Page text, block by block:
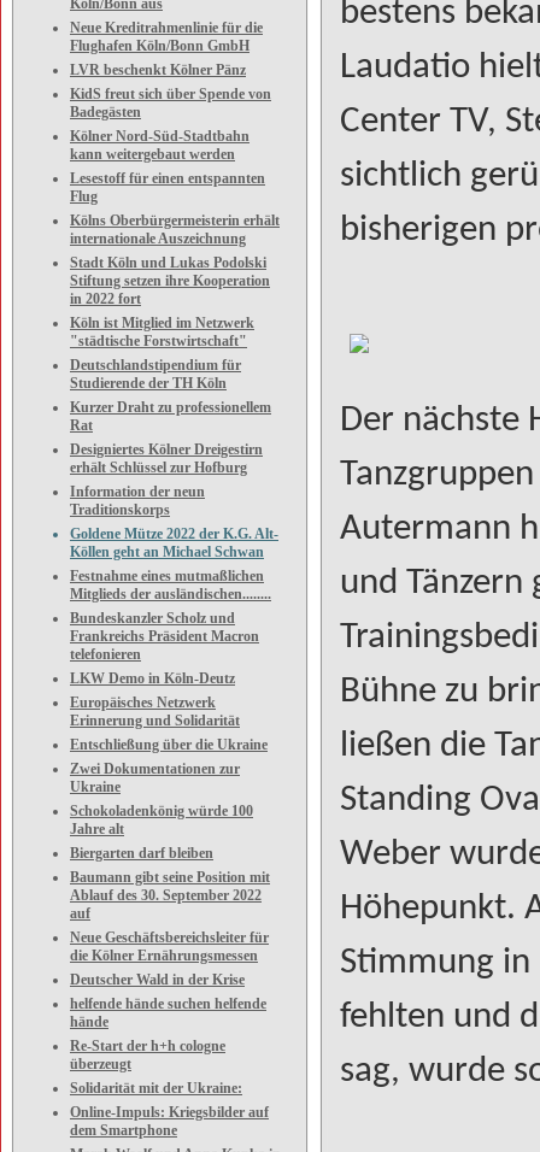
Köln/Bonn aus
Neue Kreditrahmenlinie für die
Flughafen Köln/Bonn GmbH
LVR beschenkt Kölner Pänz
KidS freut sich über Spende von
Badegästen
Kölner Nord-Süd-Stadtbahn
kann weitergebaut werden
Lesestoff für einen entspannten
Flug
Kölns Oberbürgermeisterin erhält
internationale Auszeichnung
Stadt Köln und Lukas Podolski
Stiftung setzen ihre Kooperation
in 2022 fort
Köln ist Mitglied im Netzwerk
"städtische Forstwirtschaft"
Deutschlandstipendium für
Studierende der TH Köln
Kurzer Draht zu professionellem
Rat
Designiertes Kölner Dreigestirn
erhält Schlüssel zur Hofburg
Information der neun
Traditionskorps
Goldene Mütze 2022 der K.G. Alt-
Köllen geht an Michael Schwan
Festnahme eines mutmaßlichen
Mitglieds der ausländischen........
Bundeskanzler Scholz und
Frankreichs Präsident Macron
telefonieren
LKW Demo in Köln-Deutz
Europäisches Netzwerk
Erinnerung und Solidarität
Entschließung über die Ukraine
Zwei Dokumentationen zur
Ukraine
Schokoladenkönig würde 100
Jahre alt
Biergarten darf bleiben
Baumann gibt seine Position mit
Ablauf des 30. September 2022
auf
Neue Geschäftsbereichsleiter für
die Kölner Ernährungsmessen
Deutscher Wald in der Krise
helfende hände suchen helfende
hände
Re-Start der h+h cologne
überzeugt
Solidarität mit der Ukraine:
Online-Impuls: Kriegsbilder auf
dem Smartphone
bestens
Laudatio
Center TV,
sichtlich
bisherigen
Der nächste
Autermann
und
Bühne zu
ließen die
Standing
Weber
Höhepunkt.
Stimmung in
fehlten und
sag, wurde